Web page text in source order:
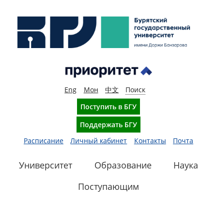
Eng Мон 中文
Поиск
Поступить в БГУ
Поддержать БГУ
Расписание
Личный кабинет Контакты Почта
Университет Образование
Наука
Поступающим